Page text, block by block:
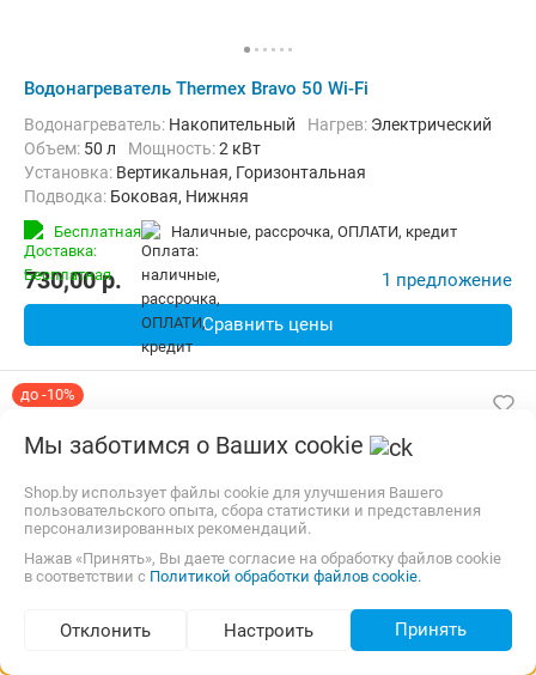
Подбор по параметрам (82)
Водонагреватель Thermex Bravo 50 Wi-Fi
Водонагреватель: Накопительный нагрев: Электрический
Объем: 50 л Мощность:2 кВт
Установка: Вертикальная, Горизонтальная
Подводка: Боковая, Нижняя
Бесплатная наличные, рассрочка, ОПЛАТИ, кредит
730,00p. 1 предложение
Сравнить цены
до -10%
Мы заботимся о Ваших cookie
Shop.by использует файлы cookie для улучшения Вашего
пользовательского опыта, сбора статистики и представления
персонализированных рекомендаций.
Нажав «Принять», Вы даете согласие на обработку файлов cookie
в соответствии с Политикой обработки файлов cookie.
Отклонить Настроить Принять